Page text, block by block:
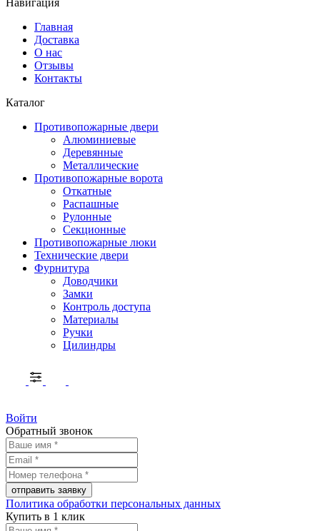
Навигация
Главная
Доставка
О нас
Отзывы
Контакты
Каталог
Противопожарные двери
Алюминиевые
Деревянные
Металлические
Противопожарные ворота
Откатные
Распашные
Рулонные
Секционные
Противопожарные люки
Технические двери
Фурнитура
Доводчики
Замки
Контроль доступа
Материалы
Ручки
Цилиндры
Войти
Обратный звонок
Политика обработки персональных данных
Купить в 1 клик